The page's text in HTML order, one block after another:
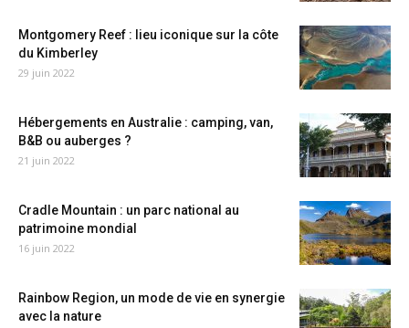
Montgomery Reef : lieu iconique sur la côte
du Kimberley
29 juin 2022
Hébergements en Australie : camping, van,
B&B ou auberges ?
21 juin 2022
Cradle Mountain : un parc national au
patrimoine mondial
16 juin 2022
Rainbow Region, un mode de vie en synergie
avec la nature